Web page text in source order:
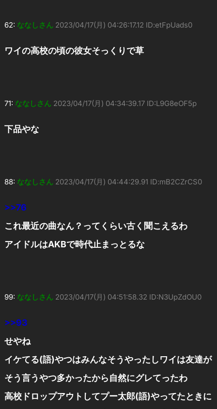
62: ななしさん 2023/04/17(月) 04:26:17.12 ID:etFpUads0
ワイの高校の頃の彼女そっくりで草
71: ななしさん 2023/04/17(月) 04:34:39.17 ID:L9G8eOF5p
下品やな
88: ななしさん 2023/04/17(月) 04:44:29.91 ID:mB2CZrCS0
>>76
これ最近の曲なん？ってくらい古く聞こえるわ
アイドルはAKBで時代止まっとるな
99: ななしさん 2023/04/17(月) 04:51:58.32 ID:N3UpZdOU0
>>93
せやね
イケてる(語)やつはみんなそうやったしワイは友達が
そう言うやつ多かったから自然にグレてったわ
高校ドロップアウトしてプー太郎(語)やってたときに